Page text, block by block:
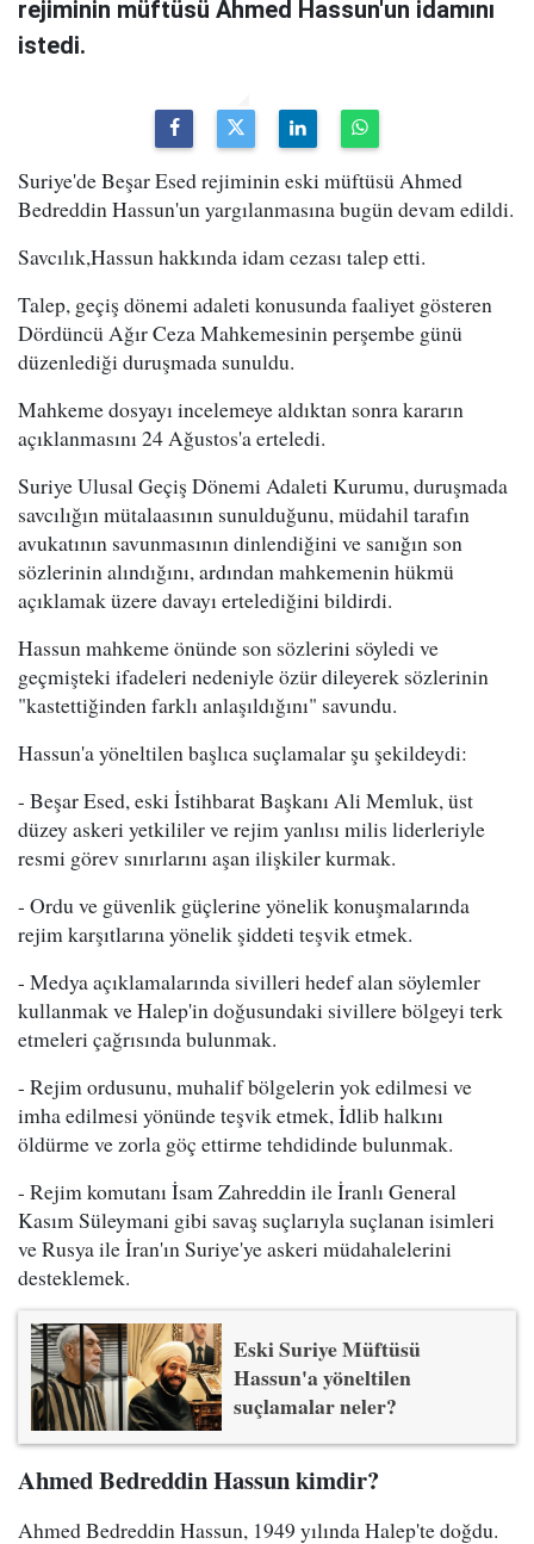
rejiminin müftüsü Ahmed Hassun'un idamını
istedi.
Suriye'de Beşar Esed rejiminin eski müftüsü Ahmed
Bedreddin Hassun'un yargılanmasına bugün devam edildi.
Savcılık,Hassun hakkında idam cezası talep etti.
Talep, geçiş dönemi adaleti konusunda faaliyet gösteren
Dördüncü Ağır Ceza Mahkemesinin perşembe günü
düzenlediği duruşmada sunuldu.
Mahkeme dosyayı incelemeye aldıktan sonra kararın
açıklanmasını 24 Ağustos'a erteledi.
Suriye Ulusal Geçiş Dönemi Adaleti Kurumu, duruşmada
savcılığın mütalaasının sunulduğunu, müdahil tarafın
avukatının savunmasının dinlendiğini ve sanığın son
sözlerinin alındığını, ardından mahkemenin hükmü
açıklamak üzere davayı ertelediğini bildirdi.
Hassun mahkeme önünde son sözlerini söyledi ve
geçmişteki ifadeleri nedeniyle özür dileyerek sözlerinin
"kastettiğinden farklı anlaşıldığını" savundu.
Hassun'a yöneltilen başlıca suçlamalar şu şekildeydi:
- Beşar Esed, eski İstihbarat Başkanı Ali Memluk, üst
düzey askeri yetkililer ve rejim yanlısı milis liderleriyle
resmi görev sınırlarını aşan ilişkiler kurmak.
- Ordu ve güvenlik güçlerine yönelik konuşmalarında
rejim karşıtlarına yönelik şiddeti teşvik etmek.
- Medya açıklamalarında sivilleri hedef alan söylemler
kullanmak ve Halep'in doğusundaki sivillere bölgeyi terk
etmeleri çağrısında bulunmak.
- Rejim ordusunu, muhalif bölgelerin yok edilmesi ve
imha edilmesi yönünde teşvik etmek, İdlib halkını
öldürme ve zorla göç ettirme tehdidinde bulunmak.
- Rejim komutanı İsam Zahreddin ile İranlı General
Kasım Süleymani gibi savaş suçlarıyla suçlanan isimleri
ve Rusya ile İran'ın Suriye'ye askeri müdahalelerini
desteklemek.
Eski Suriye Müftüsü
Hassun'a yöneltilen
suçlamalar neler?
Ahmed Bedreddin Hassun kimdir?
Ahmed Bedreddin Hassun, 1949 yılında Halep'te doğdu.